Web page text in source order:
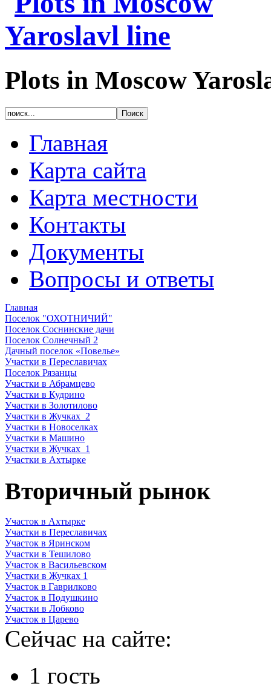
Plots in Moscow
Главная
Карта сайта
Карта местности
Контакты
Документы
Вопросы и ответы
Главная
Поселок "ОХОТНИЧИЙ"
Поселок Соснинские дачи
Поселок Солнечный 2
Дачный поселок «Повелье»
Участки в Переславичах
Поселок Рязанцы
Участки в Абрамцево
Участки в Кудрино
Участки в Золотилово
Участки в Жучках_2
Участки в Новоселках
Участки в Машино
Участки в Жучках_1
Участки в Ахтырке
Вторичный рынок
Участок в Ахтырке
Участки в Переславичах
Участок в Яринском
Участки в Тешилово
Участок в Васильевском
Участки в Жучках 1
Участок в Гаврилково
Участок в Подушкино
Участки в Лобково
Участок в Царево
Сейчас на сайте:
1 гость